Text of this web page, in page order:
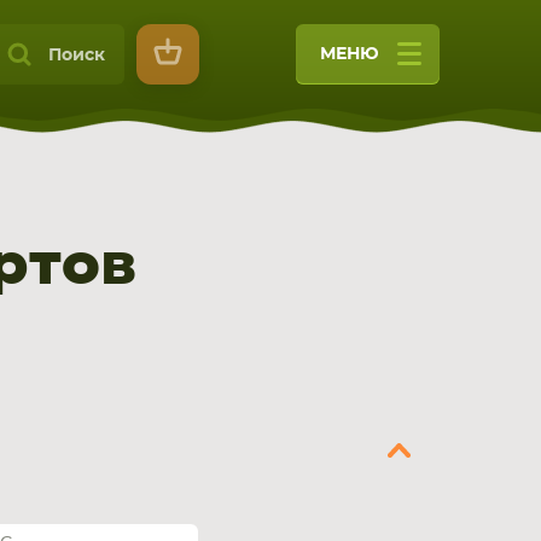
Поиск МЕНЮ